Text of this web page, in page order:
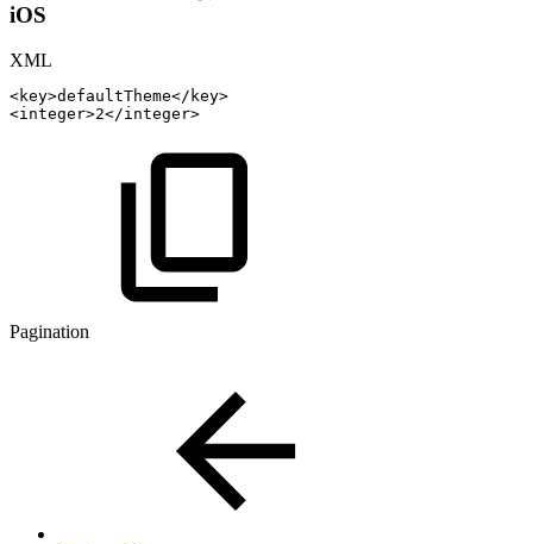
iOS
XML
<key>defaultTheme</ key>
<integer>2</integer>
Pagination